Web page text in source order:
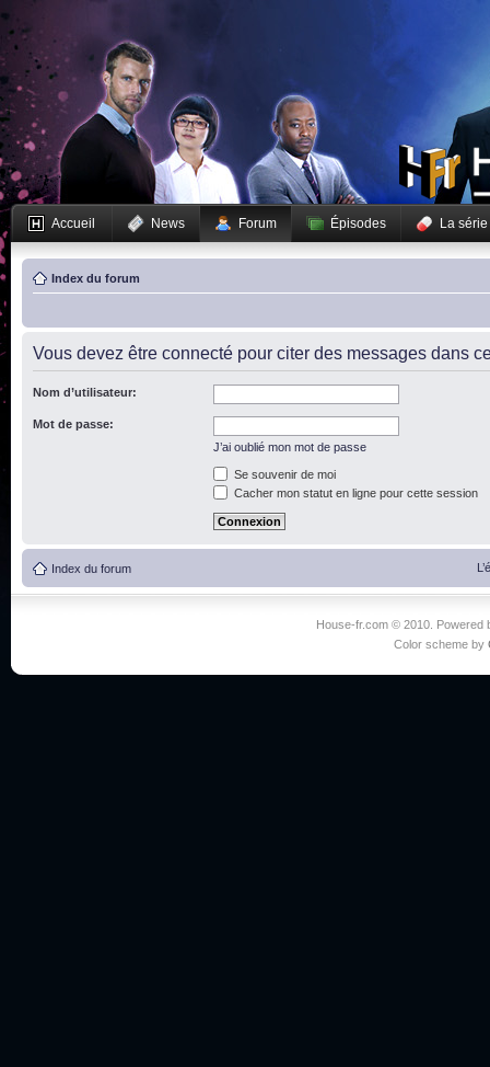
Accueil News Forum Épisodes La série
Index du forum
Vous devez être connecté pour citer des messages dans
Nom d’utilisateur:
Mot de passe:
J’ai oublié mon mot de passe
Se souvenir de moi
Cacher mon statut en ligne pour cette session
Index du forum
House-fr.com © 2010. Powered
Color scheme by